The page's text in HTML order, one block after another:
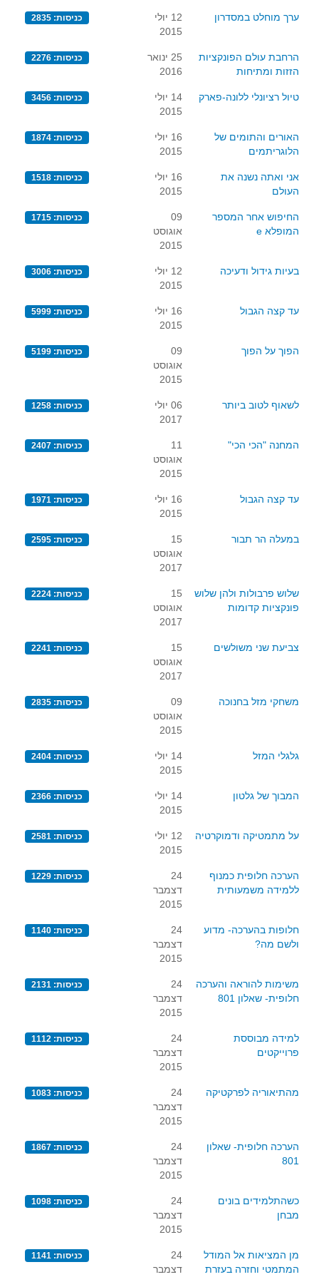
ערך מוחלט במסדרון
12 יולי
2015
כניסות: 2835
הרחבת עולם הפונקציות
הזזות ומתיחות
25 ינואר
2016
כניסות: 2276
טיול רציונלי ללונה-פארק
14 יולי
2015
כניסות: 3456
האורים והתומים של
הלוגריתמים
16 יולי
2015
כניסות: 1874
אני ואתה נשנה את
העולם
16 יולי
2015
כניסות: 1518
החיפוש אחר המספר
המופלא e
09
אוגוסט
2015
כניסות: 1715
בעיות גידול ודעיכה
12 יולי
2015
כניסות: 3006
עד קצה הגבול
16 יולי
2015
כניסות: 5999
הפוך על הפוך
09
אוגוסט
2015
כניסות: 5199
לשאוף לטוב ביותר
06 יולי
2017
כניסות: 1258
המחנה "הכי הכי"
11
אוגוסט
2015
כניסות: 2407
עד קצה הגבול
16 יולי
2015
כניסות: 1971
במעלה הר תבור
15
אוגוסט
2017
כניסות: 2595
שלוש פרבולות ולהן שלוש
פונקציות קדומות
15
אוגוסט
2017
כניסות: 2224
צביעת שני משולשים
15
אוגוסט
2017
כניסות: 2241
משחקי מזל בחנוכה
09
אוגוסט
2015
כניסות: 2835
גלגלי המזל
14 יולי
2015
כניסות: 2404
המבוך של גלטון
14 יולי
2015
כניסות: 2366
על מתמטיקה ודמוקרטיה
12 יולי
2015
כניסות: 2581
הערכה חלופית כמנוף
ללמידה משמעותית
24
דצמבר
2015
כניסות: 1229
חלופות בהערכה- מדוע
ולשם מה?
24
דצמבר
2015
כניסות: 1140
משימות להוראה והערכה
חלופית- שאלון 801
24
דצמבר
2015
כניסות: 2131
למידה מבוססת
פרוייקטים
24
דצמבר
2015
כניסות: 1112
מהתיאוריה לפרקטיקה
24
דצמבר
2015
כניסות: 1083
הערכה חלופית- שאלון
801
24
דצמבר
2015
כניסות: 1867
כשהתלמידים בונים
מבחן
24
דצמבר
2015
כניסות: 1098
מן המציאות אל המודל
המתמטי וחזרה בעזרת
24
דצמבר
כניסות: 1141